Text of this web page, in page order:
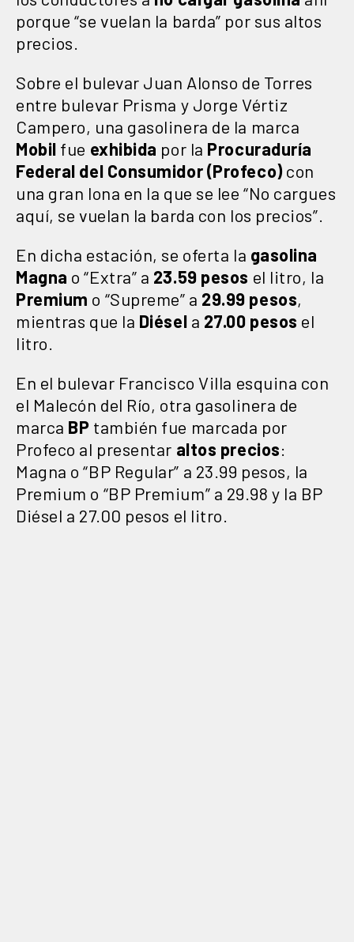
porque “se vuelan la barda” por sus altos
precios.
Sobre el bulevar Juan Alonso de Torres
entre bulevar Prisma y Jorge Vértiz
Campero, una gasolinera de la marca
Mobil fue exhibida por la Procuraduría
Federal del Consumidor (Profeco) con
una gran lona en la que se lee “No cargues
aquí, se vuelan la barda con los precios”.
En dicha estación, se oferta la gasolina
Magna o “Extra” a 23.59 pesos el litro, la
Premium o “Supreme” a 29.99 pesos,
mientras que la Diésel a 27.00 pesos el
litro.
En el bulevar Francisco Villa esquina con
el Malecón del Río, otra gasolinera de
marca BP también fue marcada por
Profeco al presentar altos precios:
Magna o “BP Regular” a 23.99 pesos, la
Premium o “BP Premium” a 29.98 y la BP
Diésel a 27.00 pesos el litro.